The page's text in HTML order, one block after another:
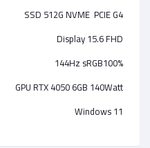
SSD 512G NVME PCIE G4
Display 15.6 FHD
144Hz sRGB100%
GPU RTX 4050 6GB 140Watt
Windows 11